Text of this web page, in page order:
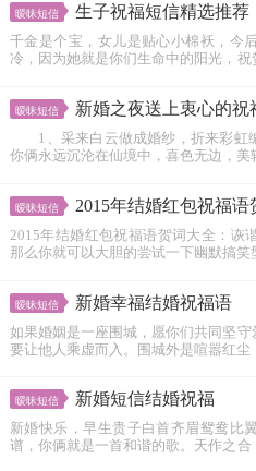
暧昧短信 生子祝福短信精选推荐
千金是个宝，女儿是贴心小棉袄，今
冷，因为她就是你们生命中的阳光，
暧昧短信 新婚之夜送上衷心的祝
1、采来白云做成婚纱，折来彩虹
你俩永远沉沦在仙境中，喜色无边，
暧昧短信 2015年结婚红包祝福
2015年结婚红包祝福语贺词大全：诙
那么你就可以大胆的尝试一下幽默搞笑
暧昧短信 新婚幸福结婚祝福语
如果婚姻是一座围城，愿你们共同坚
要让他人乘虚而入。围城外是喧嚣红尘
暧昧短信 新婚短信结婚祝福
新婚快乐，早生贵子白首齐眉鸳鸯比
谱，你俩就是一首和谐的歌。天作之